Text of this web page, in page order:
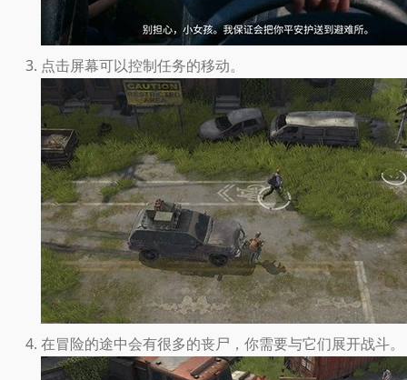
点击屏幕可以控制任务的移动。
在冒险的途中会有很多的丧尸，你需要与它们展开战斗。